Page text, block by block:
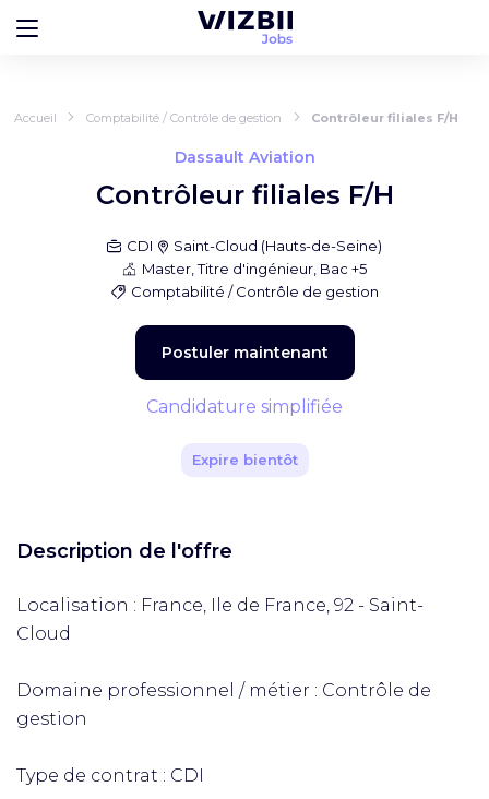
Accueil Comptabilité / Contrôle de gestion Contrôleur filiales F/H
Dassault Aviation
Contrôleur filiales F/H
CDI Saint-Cloud (Hauts-de-Seine)
Master, Titre d'ingénieur, Bac +5
Comptabilité / Contrôle de gestion
Postuler maintenant
Candidature simplifiée
Expire bientôt
Description de l'offre
Localisation : France, Ile de France, 92 - Saint-
Cloud
Domaine professionnel / métier : Contrôle de
gestion
Type de contrat : CDI